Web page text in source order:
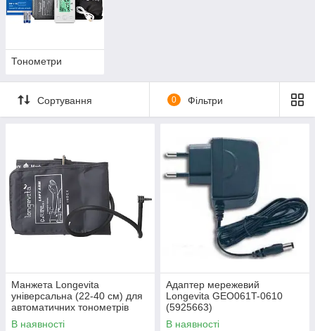
Тонометри
Сортування 0 Фільтри
Манжета Longevita
універсальна (22-40 см) для
автоматичних тонометрів
(6767076)
В наявності
Адаптер мережевий
Longevita GEO061T-0610
(5925663)
В наявності